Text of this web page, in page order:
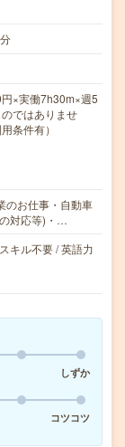
×実働7h30m×週5
ではありませ
条件有）
のお仕事・自動車
対応等)・…
キル不要 / 英語力
しずか
コツコツ